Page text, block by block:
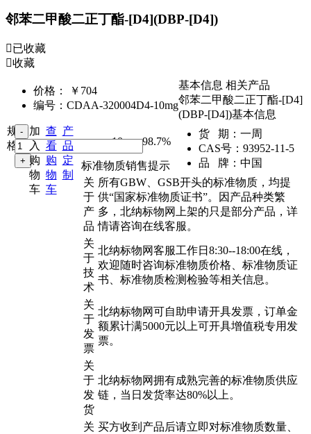
邻苯二甲酸二正丁酯-[D4](DBP-[D4])
已收藏
收藏
价格：
￥704
编号： CDAA-320004D4-10mg
货 期： 一周
CAS号： 93952-11-5
品 牌： 中国
规
格：
10mg,98.7%
加
入
购
物
车
查
看
购
物
车
产
品
定
制
基本信息 相关产品
邻苯二甲酸二正丁酯-[D4]
(DBP-[D4])基本信息
标准物质销售提示
关
于
产
品
所有GBW、GSB开头的标准物质，均提
供“国家标准物质证书”。因产品种类繁
多，北纳标物网上架的只是部分产品，详
情请咨询在线客服。
关
于
技
术
北纳标物网客服工作日8:30--18:00在线，
欢迎随时咨询标准物质价格、标准物质证
书、标准物质检测检验等相关信息。
关
于
发
票
北纳标物网可自助申请开具发票，订单金
额累计满5000元以上可开具增值税专用发
票。
关
于
发
货
北纳标物网拥有成熟完善的标准物质供应
链，当日发货率达80%以上。
关 买方收到产品后请立即对标准物质数量、